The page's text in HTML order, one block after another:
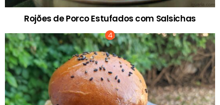
Rojões de Porco Estufados com Salsichas